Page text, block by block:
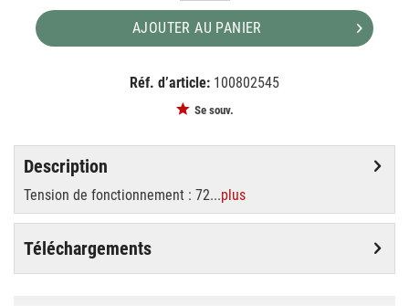
AJOUTER AU PANIER
Réf. d’article: 100802545
Se souv.
Description
Tension de fonctionnement : 72...plus
Téléchargements